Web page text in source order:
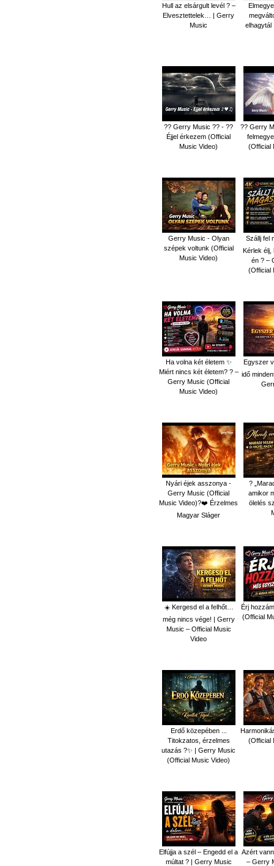
Hull az elsárgult levél ? –
Elvesztettelek… | Gerry
Music
elhagytál
?? Gerry Music ?? - ??
Éjjel érkezem (Official
Music Video)
?? Gerry
(Official
Gerry Music - Olyan
szépek voltunk (Official
Music Video)
Szállj fel
Kérlek
én ? –
(Official
Ha volna két életem ✨
Miért nincs két életem? ? –
Gerry Music (Official
Music Video)
Egyszer
idő
Nyári éjek asszonya -
Gerry Music (Official
Music Video)?❤️ Érzelmes
Magyar Sláger
?
amikor
ölelés
☀️ Kergesd el a felhőt…
még nincs vége! | Gerry
Music – Official Music
Video
Érj
(Official
Erdő közepében ...
Titokzatos, érzelmes
utazás ?✨ | Gerry Music
(Official Music Video)
(Official
Elfújja a szél – Engedd el a
múltat ? | Gerry Music
Azért
– Gerry